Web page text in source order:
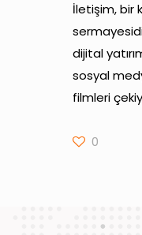
İletişim, bir
dijital
sosyal
filmleri
0